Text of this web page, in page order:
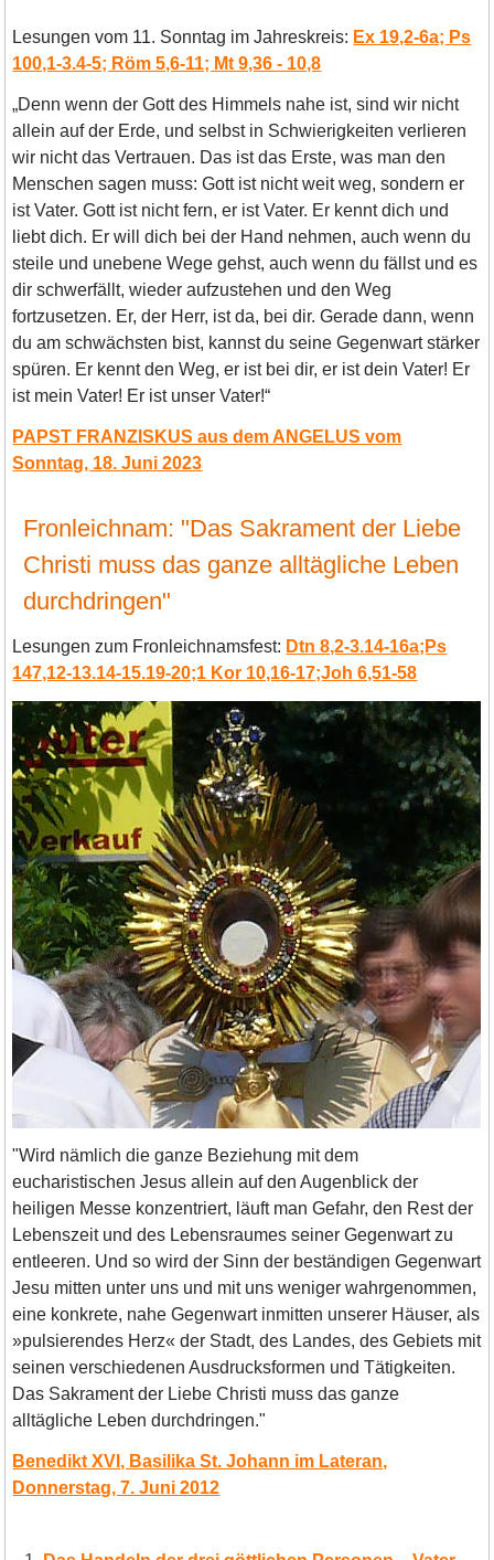
Lesungen vom 11. Sonntag im Jahreskreis: Ex 19,2-6a; Ps
100,1-3.4-5; Röm 5,6-11; Mt 9,36 - 10,8
„Denn wenn der Gott des Himmels nahe ist, sind wir nicht
allein auf der Erde, und selbst in Schwierigkeiten verlieren
wir nicht das Vertrauen. Das ist das Erste, was man den
Menschen sagen muss: Gott ist nicht weit weg, sondern er
ist Vater. Gott ist nicht fern, er ist Vater. Er kennt dich und
liebt dich. Er will dich bei der Hand nehmen, auch wenn du
steile und unebene Wege gehst, auch wenn du fällst und es
dir schwerfällt, wieder aufzustehen und den Weg
fortzusetzen. Er, der Herr, ist da, bei dir. Gerade dann, wenn
du am schwächsten bist, kannst du seine Gegenwart stärker
spüren. Er kennt den Weg, er ist bei dir, er ist dein Vater! Er
ist mein Vater! Er ist unser Vater!“
PAPST FRANZISKUS aus dem ANGELUS vom
Sonntag, 18. Juni 2023
Fronleichnam: "Das Sakrament der Liebe
Christi muss das ganze alltägliche Leben
durchdringen"
Lesungen zum Fronleichnamsfest: Dtn 8,2-3.14-16a;Ps
147,12-13.14-15.19-20;1 Kor 10,16-17;Joh 6,51-58
"Wird nämlich die ganze Beziehung mit dem
eucharistischen Jesus allein auf den Augenblick der
heiligen Messe konzentriert, läuft man Gefahr, den Rest der
Lebenszeit und des Lebensraumes seiner Gegenwart zu
entleeren. Und so wird der Sinn der beständigen Gegenwart
Jesu mitten unter uns und mit uns weniger wahrgenommen,
eine konkrete, nahe Gegenwart inmitten unserer Häuser, als
»pulsierendes Herz« der Stadt, des Landes, des Gebiets mit
seinen verschiedenen Ausdrucksformen und Tätigkeiten.
Das Sakrament der Liebe Christi muss das ganze
alltägliche Leben durchdringen."
Benedikt XVI, Basilika St. Johann im Lateran,
Donnerstag, 7. Juni 2012